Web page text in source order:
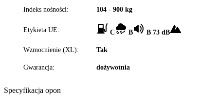
Indeks nośności: 104 - 900 kg
Etykieta UE: C B B 73 dB
Wzmocnienie (XL): Tak
Gwarancja: dożywotnia
Specyfikacja opon